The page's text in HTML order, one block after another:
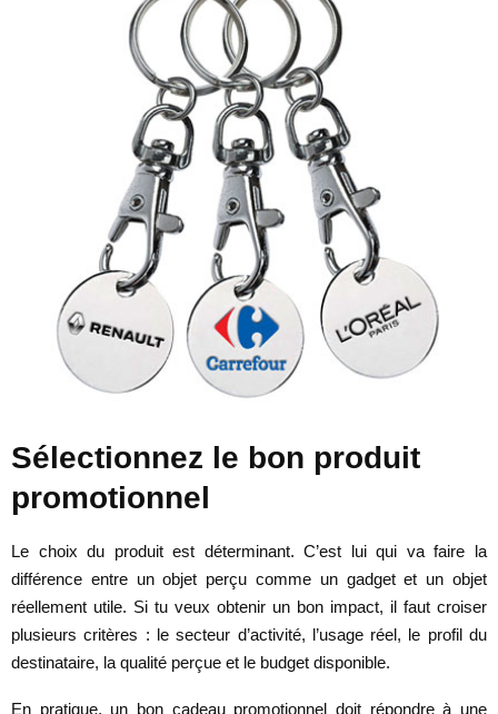
Sélectionnez le bon produit
promotionnel
Le choix du produit est déterminant. C’est lui qui va faire la
différence entre un objet perçu comme un gadget et un objet
réellement utile. Si tu veux obtenir un bon impact, il faut croiser
plusieurs critères : le secteur d’activité, l’usage réel, le profil du
destinataire, la qualité perçue et le budget disponible.
En pratique, un bon cadeau promotionnel doit répondre à une